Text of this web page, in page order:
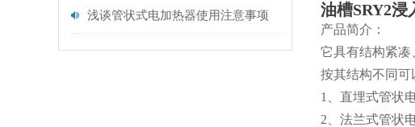
浅谈管状式电加热器使用注意事项 油槽SRY2浸
产品简介：
它具有结构紧凑
按其结构不同可
1、直埋式管状
2、法兰式管状